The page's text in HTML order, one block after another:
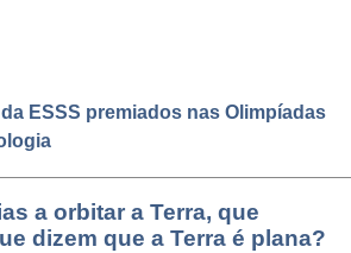
ESSS premiados nas Olimpíadas
a orbitar a Terra, que
dizem que a Terra é plana?